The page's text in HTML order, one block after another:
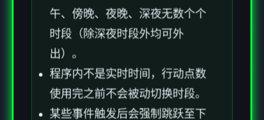
午、傍晚、夜晚、深夜无数个个
时段（除深夜时段外均可外
出）。
程序内不是实时时间，行动点数
使用完之前不会被动切换时段。
某些事件触发后会强制跳跃至下